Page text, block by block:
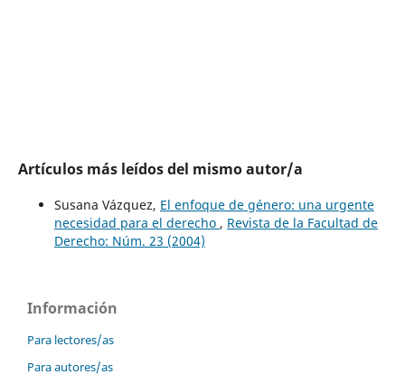
Artículos más leídos del mismo autor/a
Susana Vázquez, El enfoque de género: una urgente
necesidad para el derecho , Revista de la Facultad de
Derecho: Núm. 23 (2004)
Información
Para lectores/as
Para autores/as